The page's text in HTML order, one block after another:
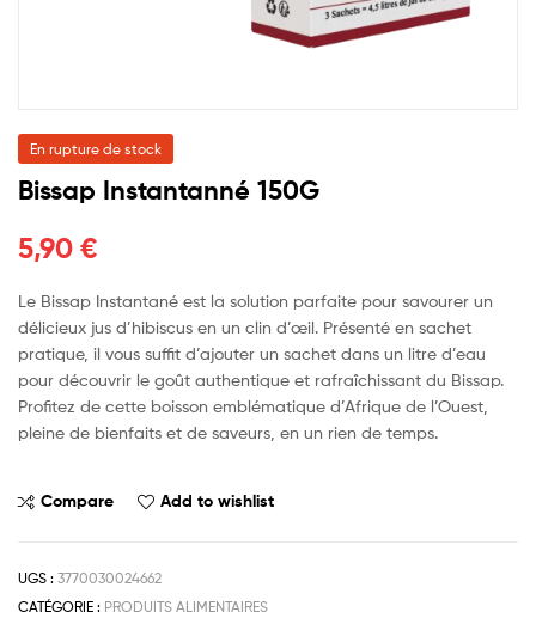
En rupture de stock
Bissap Instantanné 150G
5,90 €
Le Bissap Instantané est la solution parfaite pour savourer un
délicieux jus d’hibiscus en un clin d’œil. Présenté en sachet
pratique, il vous suffit d’ajouter un sachet dans un litre d’eau
pour découvrir le goût authentique et rafraîchissant du Bissap.
Profitez de cette boisson emblématique d’Afrique de l’Ouest,
pleine de bienfaits et de saveurs, en un rien de temps.
Compare Add to wishlist
UGS : 3770030024662
CATÉGORIE : PRODUITS ALIMENTAIRES